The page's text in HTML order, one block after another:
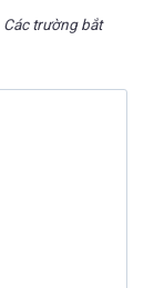
Các trường bắt